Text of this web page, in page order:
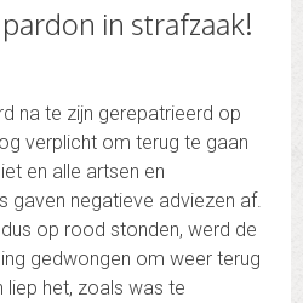
in strafzaak!
na te zijn gerepatrieerd op
verplicht om terug te gaan
en alle artsen en
gaven negatieve adviezen af.
op rood stonden, werd de
gedwongen om weer terug
liep het, zoals was te